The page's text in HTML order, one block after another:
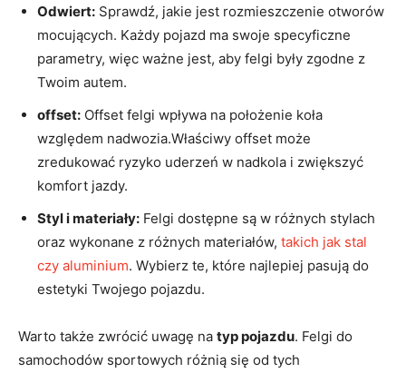
Odwiert: Sprawdź, jakie jest rozmieszczenie otworów
mocujących. Każdy pojazd ma swoje specyficzne
parametry, więc ważne jest, aby felgi były zgodne z
Twoim autem.
offset: Offset felgi wpływa na położenie koła
względem nadwozia.Właściwy offset może
zredukować ryzyko uderzeń w nadkola i zwiększyć
komfort jazdy.
Styl i materiały: Felgi dostępne są w różnych stylach
oraz wykonane z różnych materiałów, takich jak stal
czy aluminium. Wybierz te, które najlepiej pasują do
estetyki Twojego pojazdu.
Warto także zwrócić uwagę na typ pojazdu. Felgi do
samochodów sportowych różnią się od tych